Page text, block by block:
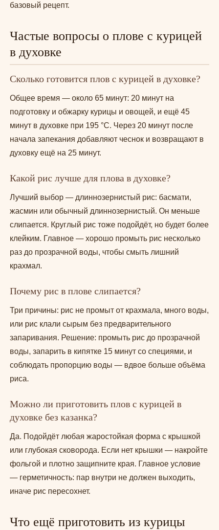
базовый рецепт.
Частые вопросы о плове с курицей
в духовке
Сколько готовится плов с курицей в духовке?
Общее время — около 65 минут: 20 минут на
подготовку и обжарку курицы и овощей, и ещё 45
минут в духовке при 195 °C. Через 20 минут после
начала запекания добавляют чеснок и возвращают в
духовку ещё на 25 минут.
Какой рис лучше для плова в духовке?
Лучший выбор — длиннозернистый рис: басмати,
жасмин или обычный длиннозернистый. Он меньше
слипается. Круглый рис тоже подойдёт, но будет более
клейким. Главное — хорошо промыть рис несколько
раз до прозрачной воды, чтобы смыть лишний
крахмал.
Почему рис в плове слипается?
Три причины: рис не промыт от крахмала, много воды,
или рис клали сырым без предварительного
запаривания. Решение: промыть рис до прозрачной
воды, запарить в кипятке 15 минут со специями, и
соблюдать пропорцию воды — вдвое больше объёма
риса.
Можно ли приготовить плов с курицей в
духовке без казанка?
Да. Подойдёт любая жаростойкая форма с крышкой
или глубокая сковорода. Если нет крышки — накройте
фольгой и плотно защипните края. Главное условие
— герметичность: пар внутри не должен выходить,
иначе рис пересохнет.
Что ещё приготовить из курицы